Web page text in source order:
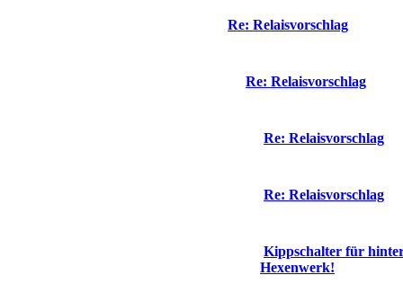
Re: Relaisvorschlag
Re: Relaisvorschlag
Re: Relaisvorschlag
Re: Relaisvorschlag
Kippschalter für
Hexenwerk!